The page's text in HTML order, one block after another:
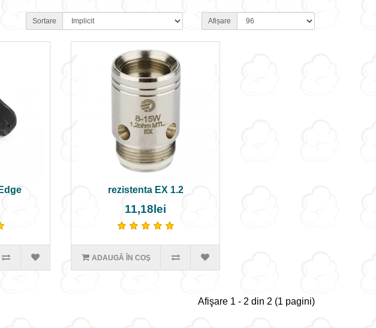
Sortare Afișare
rezistenta EX 1.2
11,18lei
ADAUGĂ ÎN COŞ
Afişare 1 - 2 din 2 (1 pagini)